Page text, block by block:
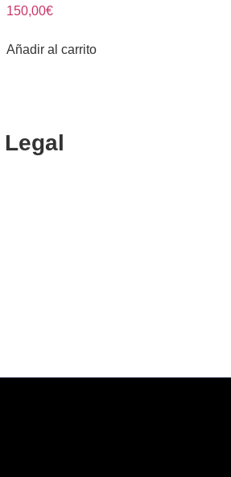
150,00€
Añadir al carrito
Legal